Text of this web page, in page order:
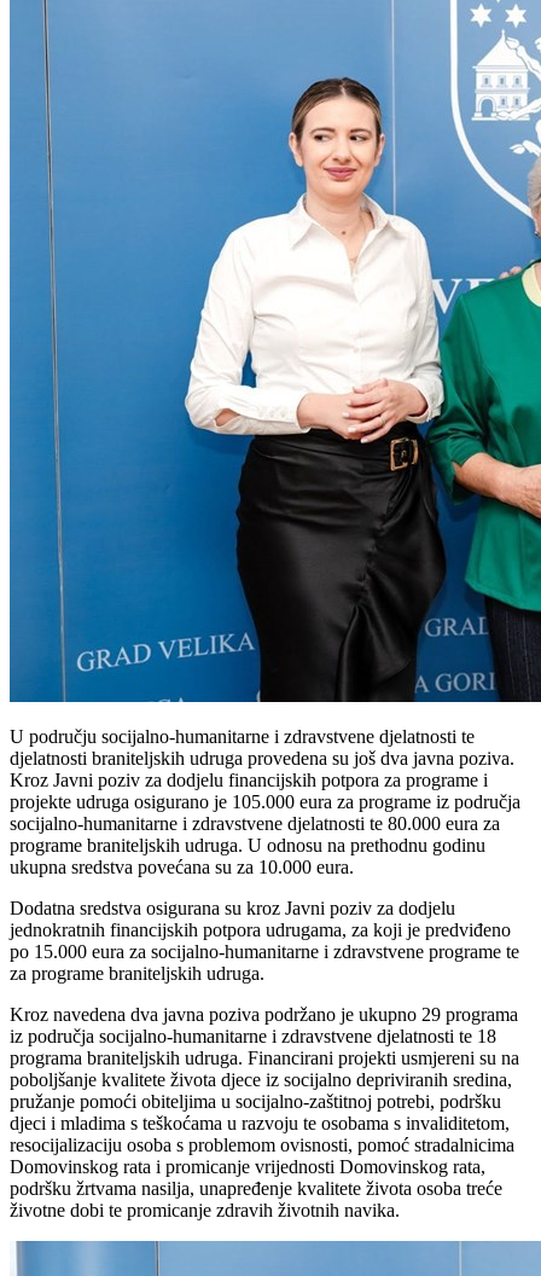
U području socijalno-humanitarne i zdravstvene djelatnosti te
djelatnosti braniteljskih udruga provedena su još dva javna poziva.
Kroz Javni poziv za dodjelu financijskih potpora za programe i
projekte udruga osigurano je 105.000 eura za programe iz područja
socijalno-humanitarne i zdravstvene djelatnosti te 80.000 eura za
programe braniteljskih udruga. U odnosu na prethodnu godinu
ukupna sredstva povećana su za 10.000 eura.
Dodatna sredstva osigurana su kroz Javni poziv za dodjelu
jednokratnih financijskih potpora udrugama, za koji je predviđeno
po 15.000 eura za socijalno-humanitarne i zdravstvene programe te
za programe braniteljskih udruga.
Kroz navedena dva javna poziva podržano je ukupno 29 programa
iz područja socijalno-humanitarne i zdravstvene djelatnosti te 18
programa braniteljskih udruga. Financirani projekti usmjereni su na
poboljšanje kvalitete života djece iz socijalno depriviranih sredina,
pružanje pomoći obiteljima u socijalno-zaštitnoj potrebi, podršku
djeci i mladima s teškoćama u razvoju te osobama s invaliditetom,
resocijalizaciju osoba s problemom ovisnosti, pomoć stradalnicima
Domovinskog rata i promicanje vrijednosti Domovinskog rata,
podršku žrtvama nasilja, unapređenje kvalitete života osoba treće
životne dobi te promicanje zdravih životnih navika.